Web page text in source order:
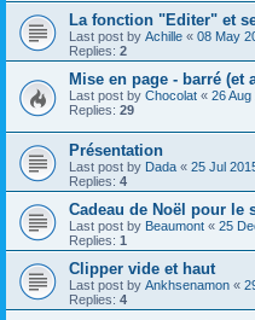
La fonction "Editer" et
Last post by Achille « 08 May
Replies: 2
Mise en page - barré (et
Last post by Chocolat « 26 Aug
Replies: 29
Présentation
Last post by Dada « 25 Jul
Replies: 4
Cadeau de Noël pour le
Last post by Beaumont « 25
Replies: 1
Clipper vide et haut
Last post by Ankhsenamon «
Replies: 4